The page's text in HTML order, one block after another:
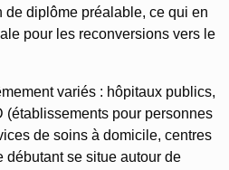
diplôme préalable, ce qui en
pour les reconversions vers le
variés : hôpitaux publics,
pour personnes
de soins à domicile, centres
débutant se situe autour de